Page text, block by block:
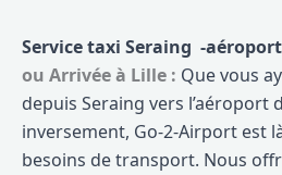
Service taxi Seraing -
ou Arrivée à Lille : Que vous
depuis Seraing vers l’aéroport
inversement, Go-2-Airport est
besoins de transport. Nous